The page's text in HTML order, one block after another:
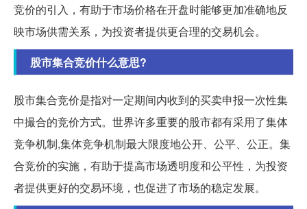
竞价的引入，有助于市场价格在开盘时能够更加准确地反
映市场供需关系，为投资者提供更合理的交易机会。
股市集合竞价什么意思?
股市集合竞价是指对一定期间内收到的买卖申报一次性集
中撮合的竞价方式。世界许多重要的股市都有采用了集体
竞争机制,集体竞争机制最大限度地公开、公平、公正。集
合竞价的实施，有助于提高市场透明度和公平性，为投资
者提供更好的交易环境，也促进了市场的稳定发展。